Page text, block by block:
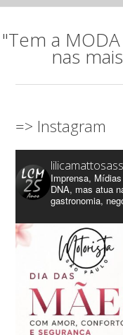
"Tem a
nas
=> Instagram
Imprensa,
DNA, mas atua
gastronomia,